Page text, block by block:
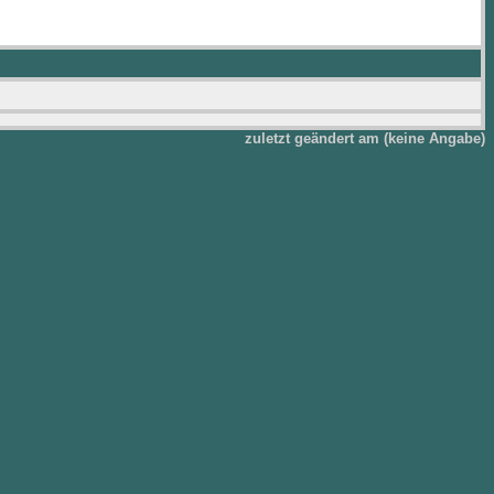
zuletzt geändert am (keine Angabe)